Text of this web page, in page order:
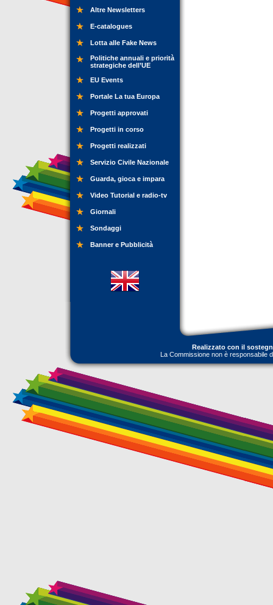
Altre Newsletters
E-catalogues
Lotta alle Fake News
Politiche annuali e priorità
strategiche dell’UE
EU Events
Portale La tua Europa
Progetti approvati
Progetti in corso
Progetti realizzati
Servizio Civile Nazionale
Guarda, gioca e impara
Video Tutorial e radio-tv
Giornali
Sondaggi
Banner e Pubblicità
Realizzato con il
La Commissione non è responsabile